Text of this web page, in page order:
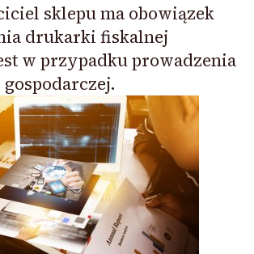
sklepu ma obowiązek
drukarki fiskalnej
w przypadku prowadzenia